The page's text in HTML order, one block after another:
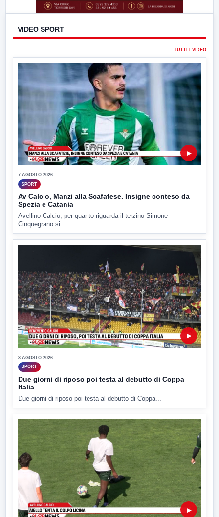
VIDEO SPORT
TUTTI I VIDEO
▶
7 AGOSTO 2026
SPORT
Av Calcio, Manzi alla Scafatese. Insigne conteso da
Spezia e Catania
Avellino Calcio, per quanto riguarda il terzino Simone
Cinquegrano si...
▶
3 AGOSTO 2026
SPORT
Due giorni di riposo poi testa al debutto di Coppa
Italia
Due giorni di riposo poi testa al debutto di Coppa...
▶